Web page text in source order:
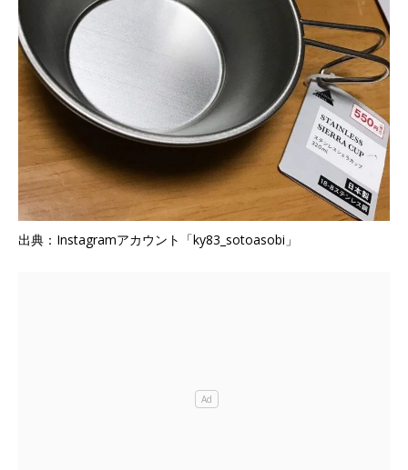
出典：Instagramアカウント「ky83_sotoasobi」